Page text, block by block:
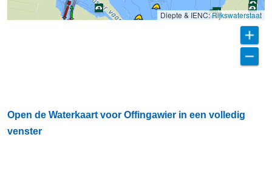
Diepte & IENC:Rijkswaterstaat
Open de Waterkaart voor Offingawier in een volledig
venster